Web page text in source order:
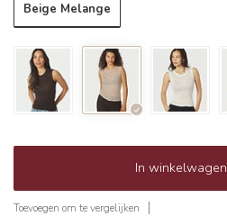
Beige Melange
In winkelwagen
Toevoegen om te vergelijken